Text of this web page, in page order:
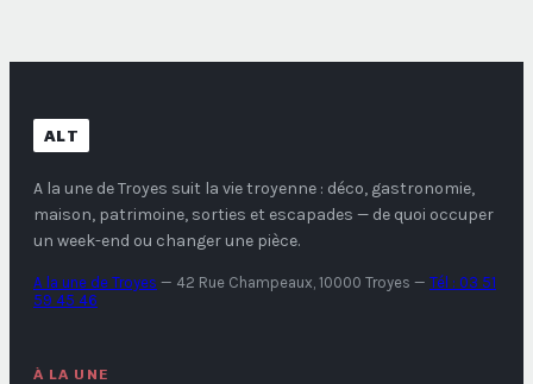
ALT
A la une de Troyes suit la vie troyenne : déco, gastronomie,
maison, patrimoine, sorties et escapades — de quoi occuper
un week-end ou changer une pièce.
A la une de Troyes — 42 Rue Champeaux, 10000 Troyes — Tél : 03 51
59 45 46
À LA UNE